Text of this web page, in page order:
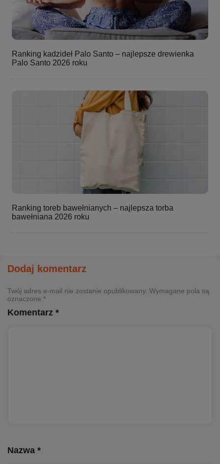
Ranking kadzideł Palo Santo – najlepsze drewienka
Palo Santo 2026 roku
Ranking toreb bawełnianych – najlepsza torba
bawełniana 2026 roku
Dodaj komentarz
Twój adres e-mail nie zostanie opublikowany. Wymagane pola są
oznaczone *
Komentarz *
Nazwa *